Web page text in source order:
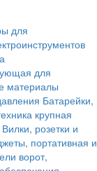
для
для
материалы
Батарейки,
крупная
Вилки, розетки и
портативная и
ворот,